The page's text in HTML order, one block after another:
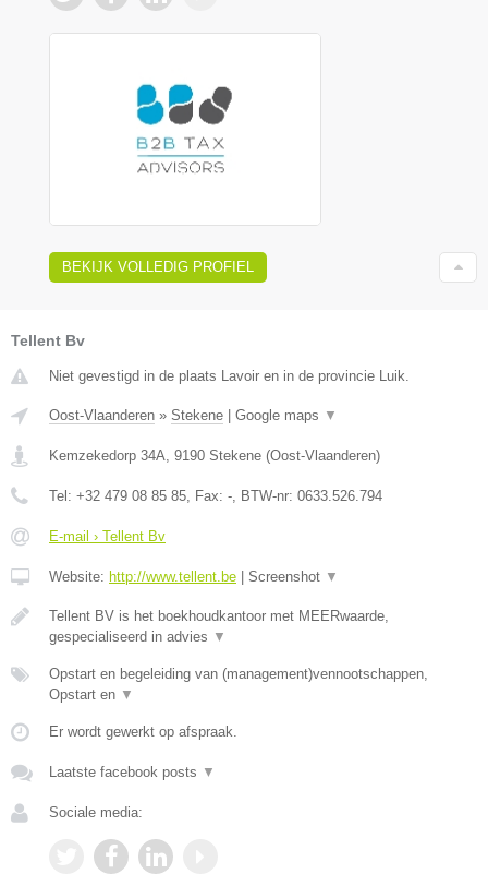
BEKIJK VOLLEDIG PROFIEL
Tellent Bv
Niet gevestigd in de plaats Lavoir en in de provincie Luik.
Oost-Vlaanderen » Stekene | Google maps ▼
Kemzekedorp 34A 9190 Stekene (Oost-Vlaanderen)
Tel: +32 479 08 85 85 , Fax: - , BTW-nr: 0633.526.794
E-mail › Tellent Bv
Website: http://www.tellent.be | Screenshot ▼
Tellent BV is het boekhoudkantoor met MEERwaarde,
gespecialiseerd in advies ▼
Opstart en begeleiding van (management)vennootschappen,
Opstart en ▼
Er wordt gewerkt op afspraak.
Laatste facebook posts ▼
Sociale media: